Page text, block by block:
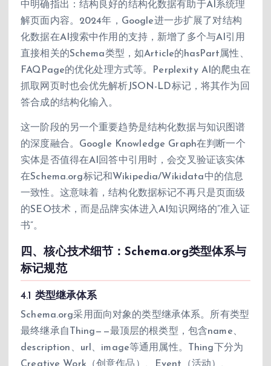
中明确指出：结构良好的结构化数据有助于AI系统理
解页面内容。2024年，Google进一步扩展了对结构
化数据在AI搜索中作用的支持，新增了多个与AI引用
直接相关的Schema类型，如Article的hasPart属性、
FAQPage的优化处理方式等。Perplexity AI的爬虫在
抓取网页时也会优先解析JSON-LD标记，将其作为回
答合成的结构化输入。
这一阶段的另一个重要趋势是结构化数据与知识图谱
的深度融合。Google Knowledge Graph在判断一个
实体是否值得在AI回答中引用时，会交叉验证该实体
在Schema.org标记和Wikipedia/Wikidata中的信息
一致性。这意味着，结构化数据标记不再只是页面级
的SEO技术，而是品牌实体进入AI知识网络的”准入证
书”。
四、核心技术细节：Schema.org类型体系与
标记规范
4.1 类型继承体系
Schema.org采用面向对象的类型继承体系。所有类型
最终继承自Thing——最顶层的根类型，包含name、
description、url、image等通用属性。Thing下分为
Creative Work（创意作品）、Event（活动）、